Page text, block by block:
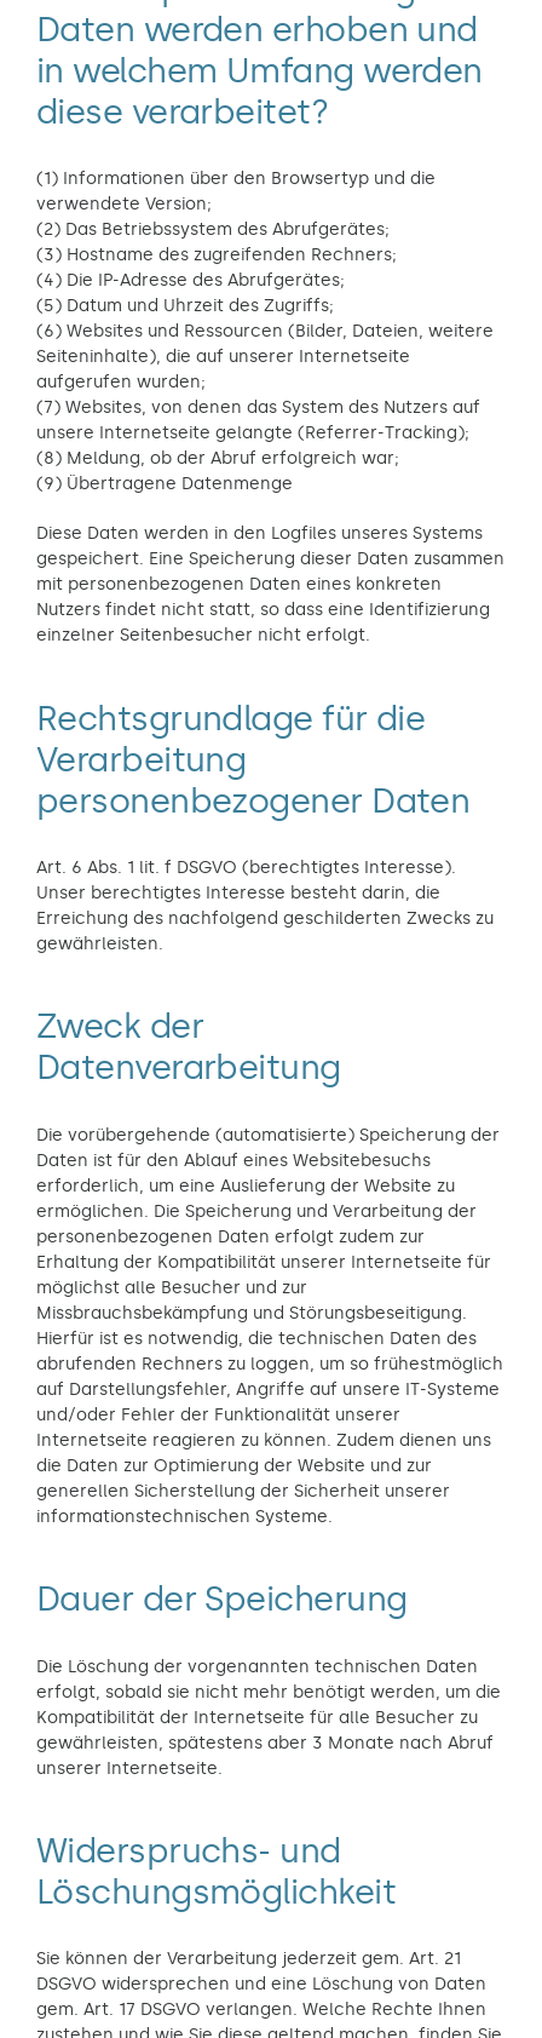
Daten werden erhoben und
in welchem Umfang werden
diese verarbeitet?
(1) Informationen über den Browsertyp und die
verwendete Version;
(2) Das Betriebssystem des Abrufgerätes;
(3) Hostname des zugreifenden Rechners;
(4) Die IP-Adresse des Abrufgerätes;
(5) Datum und Uhrzeit des Zugriffs;
(6) Websites und Ressourcen (Bilder, Dateien, weitere
Seiteninhalte), die auf unserer Internetseite
aufgerufen wurden;
(7) Websites, von denen das System des Nutzers auf
unsere Internetseite gelangte (Referrer-Tracking);
(8) Meldung, ob der Abruf erfolgreich war;
(9) Übertragene Datenmenge
Diese Daten werden in den Logfiles unseres Systems
gespeichert. Eine Speicherung dieser Daten zusammen
mit personenbezogenen Daten eines konkreten
Nutzers findet nicht statt, so dass eine Identifizierung
einzelner Seitenbesucher nicht erfolgt.
Rechtsgrundlage für die
Verarbeitung
personenbezogener Daten
Art. 6 Abs. 1 lit. f DSGVO (berechtigtes Interesse).
Unser berechtigtes Interesse besteht darin, die
Erreichung des nachfolgend geschilderten Zwecks zu
gewährleisten.
Zweck der
Datenverarbeitung
Die vorübergehende (automatisierte) Speicherung der
Daten ist für den Ablauf eines Websitebesuchs
erforderlich, um eine Auslieferung der Website zu
ermöglichen. Die Speicherung und Verarbeitung der
personenbezogenen Daten erfolgt zudem zur
Erhaltung der Kompatibilität unserer Internetseite für
möglichst alle Besucher und zur
Missbrauchsbekämpfung und Störungsbeseitigung.
Hierfür ist es notwendig, die technischen Daten des
abrufenden Rechners zu loggen, um so frühestmöglich
auf Darstellungsfehler, Angriffe auf unsere IT-Systeme
und/oder Fehler der Funktionalität unserer
Internetseite reagieren zu können. Zudem dienen uns
die Daten zur Optimierung der Website und zur
generellen Sicherstellung der Sicherheit unserer
informationstechnischen Systeme.
Dauer der Speicherung
Die Löschung der vorgenannten technischen Daten
erfolgt, sobald sie nicht mehr benötigt werden, um die
Kompatibilität der Internetseite für alle Besucher zu
gewährleisten, spätestens aber 3 Monate nach Abruf
unserer Internetseite.
Widerspruchs- und
Löschungsmöglichkeit
Sie können der Verarbeitung jederzeit gem. Art. 21
DSGVO widersprechen und eine Löschung von Daten
gem. Art. 17 DSGVO verlangen. Welche Rechte Ihnen